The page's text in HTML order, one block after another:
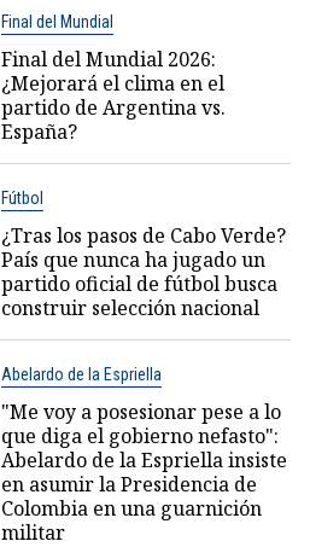
Final del Mundial
Final del Mundial 2026:
¿Mejorará el clima en el
partido de Argentina vs.
España?
Fútbol
¿Tras los pasos de Cabo Verde?
País que nunca ha jugado un
partido oficial de fútbol busca
construir selección nacional
Abelardo de la Espriella
"Me voy a posesionar pese a lo
que diga el gobierno nefasto":
Abelardo de la Espriella insiste
en asumir la Presidencia de
Colombia en una guarnición
militar